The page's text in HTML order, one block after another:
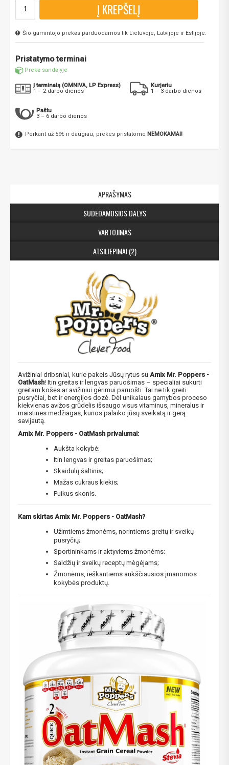
Į KREPŠELĮ
Šio gamintojo prekės parduodamos tik Lietuvoje, Latvijoje ir Estijoje.
Pristatymo terminai
Prekė sandėlyje
Į terminalą (OMNIVA, LP Express)
1 – 2 darbo dienos
Kurjeriu
1 – 3 darbo dienos
Paštu
3 – 6 darbo dienos
Perkant už 59€ ir daugiau, prekes pristatome NEMOKAMAI!
APRAŠYMAS
SUDEDAMOSIOS DALYS
VARTOJIMAS
ATSILIEPIMAI (2)
Avižiniai dribsniai, kurie pakeis Jūsų rytus su Amix Mr. Poppers -
OatMash! Itin greitas ir lengvas paruošimas – specialiai sukurti
greitam košės ar avižiniui gėrimui paruošti. Tai ne tik greiti
pusryčiai, bet ir energijos dozė. Dėl unikalaus gamybos proceso
kiekvienas avižos grūdelis išsaugo visus vitaminus, mineralus ir
maistines medžiagas, kurios palaiko jūsų sveikatą ir gerą
savijautą.
Amix Mr. Poppers - OatMash privalumai:
Aukšta kokybė;
Itin lengvas ir greitas paruošimas;
Skaidulų šaltinis;
Mažas cukraus kiekis;
Puikus skonis.
Kam skirtas Amix Mr. Poppers - OatMash?
Užimtiems žmonėms, norintiems greitų ir sveikų
pusryčių;
Sportininkams ir aktyviems žmonėms;
Saldžių ir sveikų receptų mėgėjams;
Žmonėms, ieškantiems aukščiausios įmanomos
kokybės produktų.
NUOLAIDA TAU!
Gauk -10%* nuolaidos kodąapsipirkimui (daugeliui
prekių) bei nepraleisk kitų geriausių pasiūlymų!
Prenumeruok mūsų naujienlaiškį jau dabar!